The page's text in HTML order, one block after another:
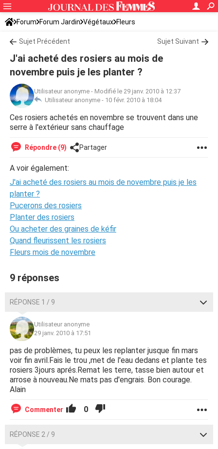
Forum Forum Jardin Végétaux Fleurs
Sujet Précédent Sujet Suivant
J'ai acheté des rosiers au mois de
novembre puis je les planter ?
Utilisateur anonyme - Modifié le 29 janv. 2010 à 12:37
Utilisateur anonyme - 10 févr. 2010 à 18:04
Ces rosiers achetés en novembre se trouvent dans une
serre à l'extérieur sans chauffage
Répondre (9) Partager
A voir également:
J'ai acheté des rosiers au mois de novembre puis je les
planter ?
Pucerons des rosiers
Planter des rosiers
Ou acheter des graines de kéfir
Quand fleurissent les rosiers
Fleurs mois de novembre
9 réponses
RÉPONSE 1 / 9
Utilisateur anonyme
29 janv. 2010 à 17:51
pas de problèmes, tu peux les replanter jusque fin mars
voir fin avril.Fais le trou ,met de l'eau dedans et plante tes
rosiers 3jours aprés.Remat les terre, tasse bien autour et
arrose à nouveau.Ne mats pas d'engrais. Bon courage.
Alain
Commenter 0
RÉPONSE 2 / 9